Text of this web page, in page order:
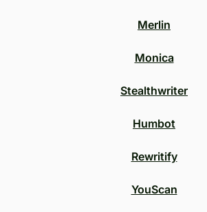
Merlin
Monica
Stealthwriter
Humbot
Rewritify
YouScan